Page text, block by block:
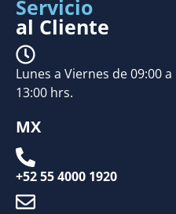
Servicio
al Cliente
Lunes a Viernes de 09:00
13:00 hrs.
MX
+52 55 4000 1920